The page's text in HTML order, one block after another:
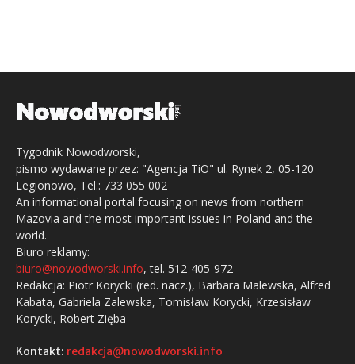
Tygodnik Nowodworski,
pismo wydawane przez: "Agencja TiO" ul. Rynek 2, 05-120
Legionowo, Tel.: 733 055 002
An informational portal focusing on news from northern
Mazovia and the most important issues in Poland and the
world.
Biuro reklamy:
biuro@nowodworski.info, tel. 512-405-972
Redakcja: Piotr Korycki (red. nacz.), Barbara Malewska, Alfred
Kabata, Gabriela Zalewska, Tomisław Korycki, Krzesisław
Korycki, Robert Zięba
Kontakt: redakcja@nowodworski.info